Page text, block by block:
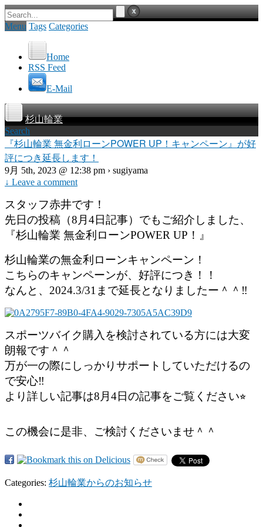
Menu Tags Categories
Home
RSS Feed
E-Mail
杉山輪業
Search
『杉山輪業 無金利ローンPOWER UP！キャンペーン』が好
評につき延長します！
9月 5th, 2023 @ 12:38 pm › sugiyama
↓ Leave a comment
スタッフ赤井です！
先日の投稿（8月4日記事）でもご紹介しました、
『杉山輪業 無金利ローンPOWER UP！』
杉山輪業の無金利ローンキャンペーン！
こちらのキャンペーンが、好評につき！！
なんと、2024.3/31まで延長となりましたー＾＾‼︎
スポーツバイク購入を検討されている方には大変
朗報です＾＾
万が一の際にしっかりサポートしていただけるの
で安心‼︎
より詳しい記事は8月4日の記事をご覧ください⭐︎
この機会に是非、ご検討くださいませ＾＾
Categories: 杉山輪業からのお知らせ